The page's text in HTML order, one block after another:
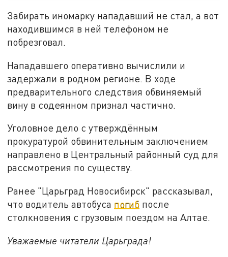
Забирать иномарку нападавший не стал, а вот
находившимся в ней телефоном не
побрезговал.
Нападавшего оперативно вычислили и
задержали в родном регионе. В ходе
предварительного следствия обвиняемый
вину в содеянном признал частично.
Уголовное дело с утверждённым
прокуратурой обвинительным заключением
направлено в Центральный районный суд для
рассмотрения по существу.
Ранее "Царьград Новосибирск" рассказывал,
что водитель автобуса погиб после
столкновения с грузовым поездом на Алтае.
Уважаемые читатели Царьграда!